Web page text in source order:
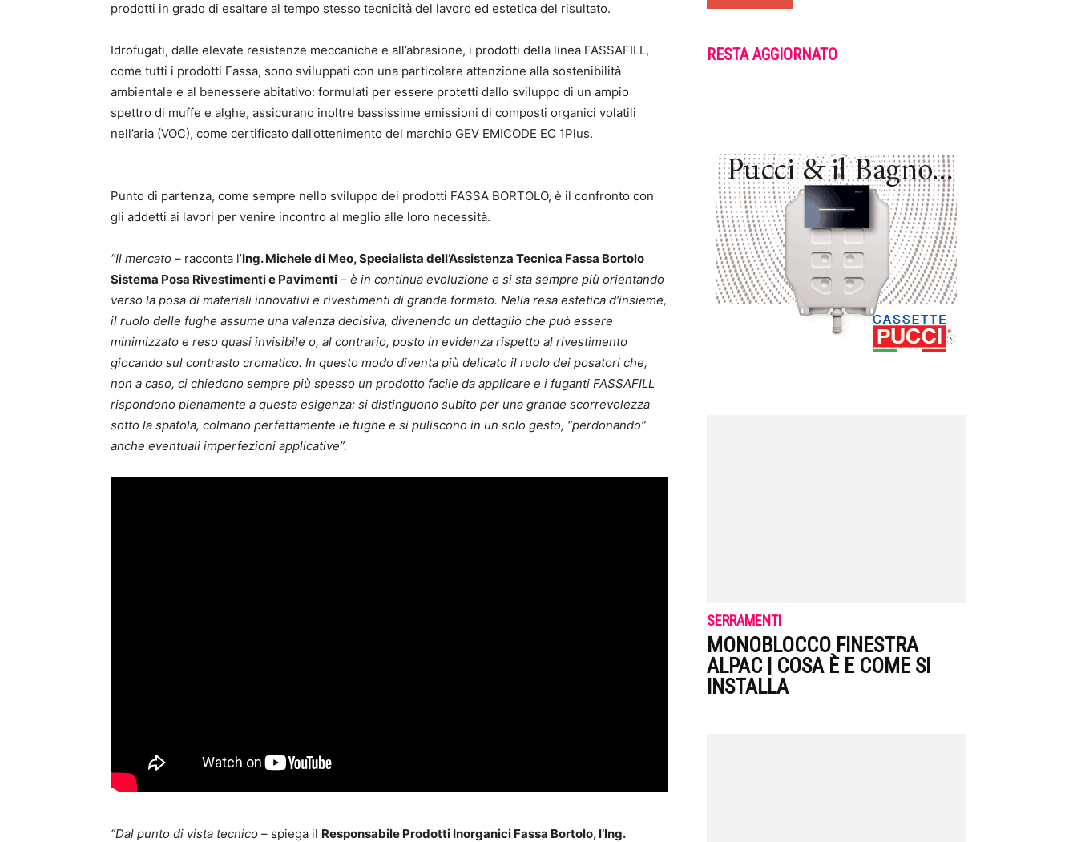
prodotti in grado di esaltare al tempo stesso tecnicità del lavoro ed estetica del risultato.
Idrofugati, dalle elevate resistenze meccaniche e all’abrasione, i prodotti della linea FASSAFILL,
come tutti i prodotti Fassa, sono sviluppati con una particolare attenzione alla sostenibilità
ambientale e al benessere abitativo: formulati per essere protetti dallo sviluppo di un ampio
spettro di muffe e alghe, assicurano inoltre bassissime emissioni di composti organici volatili
nell’aria (VOC), come certificato dall’ottenimento del marchio GEV EMICODE EC 1Plus.
Punto di partenza, come sempre nello sviluppo dei prodotti FASSA BORTOLO, è il confronto con
gli addetti ai lavori per venire incontro al meglio alle loro necessità.
“Il mercato – racconta l’Ing. Michele di Meo, Specialista dell’Assistenza Tecnica Fassa Bortolo
Sistema Posa Rivestimenti e Pavimenti – è in continua evoluzione e si sta sempre più orientando
verso la posa di materiali innovativi e rivestimenti di grande formato. Nella resa estetica d’insieme,
il ruolo delle fughe assume una valenza decisiva, divenendo un dettaglio che può essere
minimizzato e reso quasi invisibile o, al contrario, posto in evidenza rispetto al rivestimento
giocando sul contrasto cromatico. In questo modo diventa più delicato il ruolo dei posatori che,
non a caso, ci chiedono sempre più spesso un prodotto facile da applicare e i fuganti FASSAFILL
rispondono pienamente a questa esigenza: si distinguono subito per una grande scorrevolezza
sotto la spatola, colmano perfettamente le fughe e si puliscono in un solo gesto, “perdonando”
anche eventuali imperfezioni applicative”.
“Dal punto di vista tecnico – spiega il Responsabile Prodotti Inorganici Fassa Bortolo, l’Ing.
RESTA AGGIORNATO
SERRAMENTI
MONOBLOCCO FINESTRA
ALPAC | COSA È E COME SI
INSTALLA